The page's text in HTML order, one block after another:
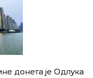
донета је Одлука